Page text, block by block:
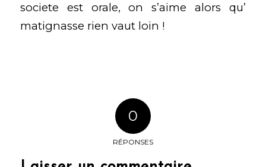
societe est orale, on s’aime alors qu’
matignasse rien vaut loin !
0
RÉPONSES